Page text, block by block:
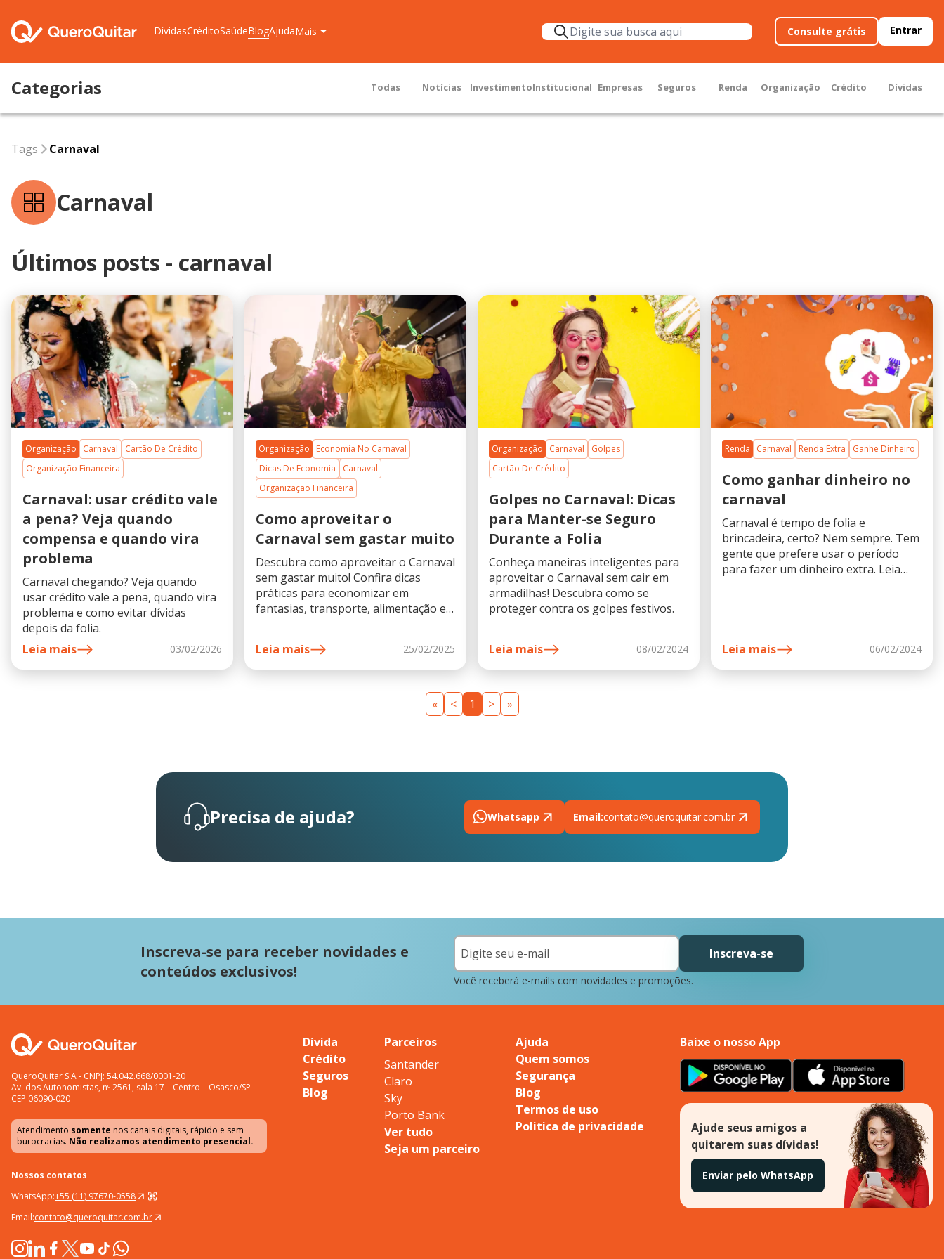
DívidasCréditoSaúdeBlogAjudaMais Consulte grátis Entrar
Categorias Todas Notícias InvestimentoInstitucional Empresas Seguros Renda Organização Crédito Dívidas
Tags carnaval
Tags Carnaval
Carnaval
Últimos posts - carnaval
Organização Carnaval
Cartão De Crédito
Organização Financeira
Carnaval: usar crédito vale
a pena? Veja quando
compensa e quando vira
problema
Carnaval chegando? Veja quando
usar crédito vale a pena, quando vira
problema e como evitar dívidas
depois da folia.
Leia mais
03/02/2026
Organização
Economia No Carnaval
Dicas De Economia
Carnaval
Organização Financeira
Como aproveitar o
Carnaval sem gastar muito
Descubra como aproveitar o Carnaval
sem gastar muito! Confira dicas
práticas para economizar em
fantasias, transporte, alimentação e
Leia mais 25/02/2025
Organização Carnaval
Golpes
Cartão De Crédito
Golpes no Carnaval: Dicas
para Manter-se Seguro
Durante a Folia
Conheça maneiras inteligentes para
aproveitar o Carnaval sem cair em
armadilhas! Descubra como se
proteger contra os golpes festivos.
Leia mais 08/02/2024
Renda Carnaval Renda Extra Ganhe Dinheiro
Como ganhar dinheiro no
carnaval
Carnaval é tempo de folia e
brincadeira, certo? Nem sempre. Tem
gente que prefere usar o período
para fazer um dinheiro extra. Leia
Leia mais 06/02/2024
« < 1 > »
Precisa de ajuda? Whatsapp Email:contato@queroquitar.com.br
Inscreva-se para receber novidades e
conteúdos exclusivos!
Inscreva-se
Você receberá e-mails com novidades e promoções.
QueroQuitar S.A - CNPJ: 54.042.668/0001-20
Av. dos Autonomistas, nº 2561, sala 17 – Centro – Osasco/SP –
CEP 06090-020
Atendimento somente nos canais digitais, rápido e sem
burocracias. Não realizamos atendimento presencial.
Nossos contatos
WhatsApp:+55 (11) 97670-0558
Email:contato@queroquitar.com.br
Dívida
Crédito
Seguros
Blog
Parceiros
Santander
Claro
Sky
Porto Bank
Ver tudo
Seja um parceiro
Ajuda
Quem somos
Segurança
Blog
Termos de uso
Politica de privacidade
Baixe o nosso App
Ajude seus amigos a
quitarem suas dívidas!
Enviar pelo WhatsApp